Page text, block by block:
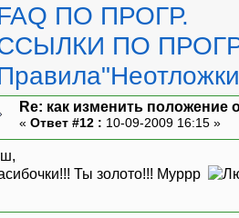
ПО ПРОГР.
ПО
Re: как изменить положение
« Ответ #12 : 10-09-2009 16:15 »
Ты золото!!! Муррр